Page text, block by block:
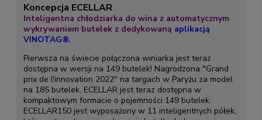
Koncepcja ECELLAR
Inteligentna chłodziarka do wina z automatycznym
wykrywaniem butelek z dedykowaną aplikacją
VINOTAG®.
Pierwsza na świecie połączona winiarka jest teraz
dostępna w wersji na 149 butelek! Nagrodzona "Grand
prix de l'innovation 2022" na targach w Paryżu za model
na 185 butelek, ECELLAR jest teraz dostępna w
kompaktowym formacie o pojemności 149 butelek.
ECELLAR150 jest wyposażony w 11 inteligentnych półek,